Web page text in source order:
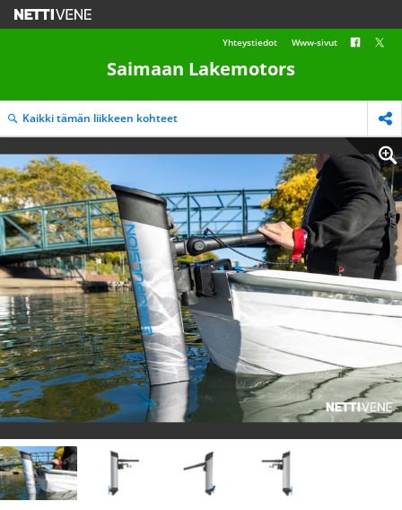
Saimaan Lakemotors
Yhteystiedot Www-sivut
Kaikki tämän liikkeen kohteet